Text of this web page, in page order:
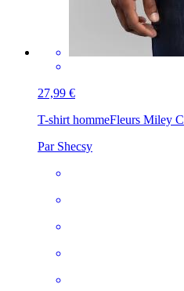
27,99 €
T-shirt hommeFleurs Miley C
Par Shecsy